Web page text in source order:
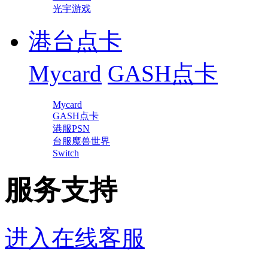
光宇游戏
港台点卡
Mycard GASH点卡
Mycard
GASH点卡
港服PSN
台服魔兽世界
Switch
服务支持
进入在线客服